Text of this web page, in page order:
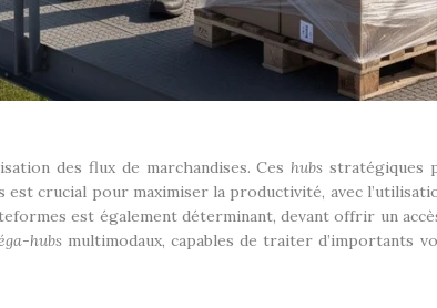
des flux de marchandises. Ces hubs stratégiques
est crucial pour maximiser la productivité, avec
est également déterminant, devant offrir un
hubs multimodaux, capables de traiter d’importants